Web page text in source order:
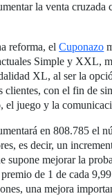
la venta cruzada
reforma, elCuponazo
Simple y XXL,
XL, al ser la
clientes, con el fin de
el juego y la
en 808.785 el
es decir, un
supone mejorar la
de 1 de cada
una mejora